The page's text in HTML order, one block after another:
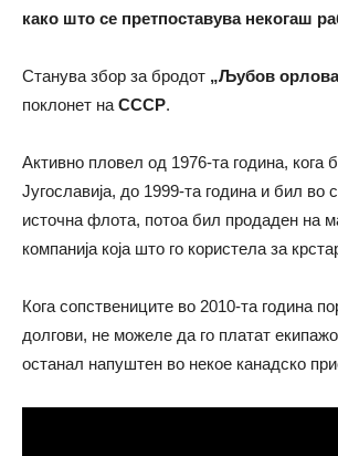
како што се претпоставува некогаш
Станува збор за бродот „Љубов
поклонет на СССР.
Активно пловел од 1976-та година, кога
Југославија, до 1999-та година и бил во
источна флота, потоа бил продаден на
компанија која што го користела за
Кога сопствениците во 2010-та година
долгови, не можеле да го платат
останал напуштен во некое канадско